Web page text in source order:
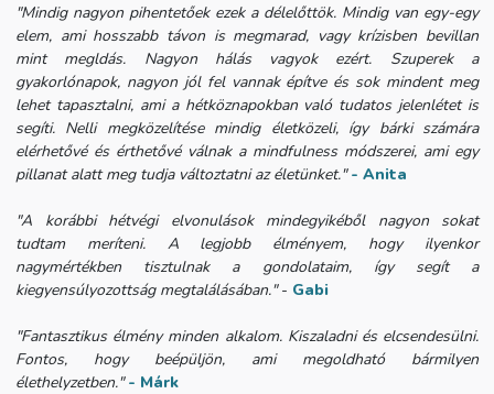
"Mindig nagyon pihentetőek ezek a délelőttök. Mindig van egy-egy
elem, ami hosszabb távon is megmarad, vagy krízisben bevillan
mint megldás. Nagyon hálás vagyok ezért. Szuperek a
gyakorlónapok, nagyon jól fel vannak építve és sok mindent meg
lehet tapasztalni, ami a hétköznapokban való tudatos jelenlétet is
segíti. Nelli megközelítése mindig életközeli, így bárki számára
elérhetővé és érthetővé válnak a mindfulness módszerei, ami egy
pillanat alatt meg tudja változtatni az életünket." - Anita
"A korábbi hétvégi elvonulások mindegyikéből nagyon sokat
tudtam meríteni. A legjobb élményem, hogy ilyenkor
nagymértékben tisztulnak a gondolataim, így segít a
kiegyensúlyozottság megtalálásában."- Gabi
"Fantasztikus élmény minden alkalom. Kiszaladni és elcsendesülni.
Fontos, hogy beépüljön, ami megoldható bármilyen
élethelyzetben." - Márk